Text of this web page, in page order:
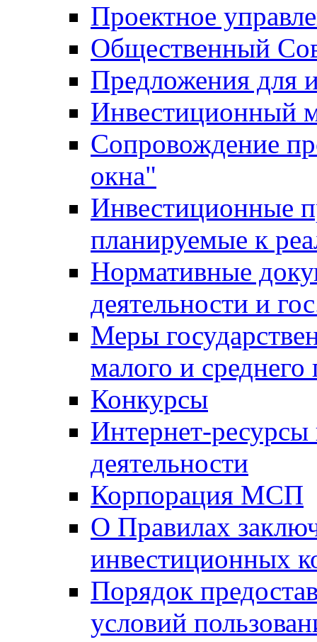
Проектное
Общественный
Предложения для
Инвестиционный
Сопровождение
окна"
Инвестиционные
планируемые к
Нормативные
деятельности и
Меры
малого и среднего
Конкурсы
Интернет-
деятельности
Корпорация МСП
О Правилах
инвестиционных
Порядок
условий